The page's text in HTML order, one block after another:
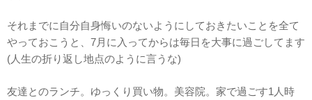
それまでに自分自身悔いのないようにしておきたいことを全て
やっておこうと、7月に入ってからは毎日を大事に過ごしてます
(人生の折り返し地点のように言うな)
友達とのランチ。ゆっくり買い物。美容院。家で過ごす1人時